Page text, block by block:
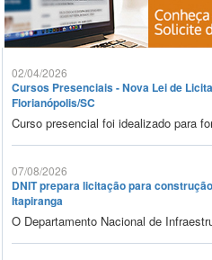
02/04/2026
Cursos Presenciais - Nova Lei de
Florianópolis/SC
Curso presencial foi idealizado para
07/08/2026
DNIT prepara licitação para
Itapiranga
O Departamento Nacional de